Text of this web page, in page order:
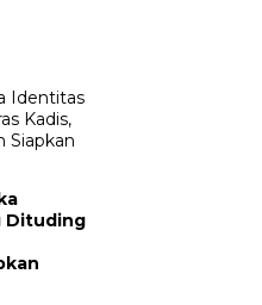
Dituding